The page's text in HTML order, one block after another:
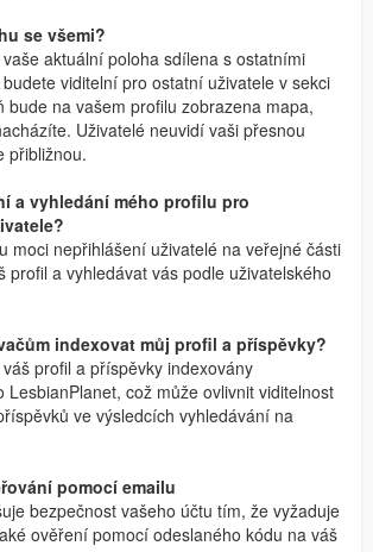
se všemi?
aktuální poloha sdílena s ostatními
viditelní pro ostatní uživatele v sekci
bude na vašem profilu zobrazena mapa,
Uživatelé neuvidí vaši přesnou
přibližnou.
a vyhledání mého profilu pro
moci nepřihlášení uživatelé na veřejné části
profil a vyhledávat vás podle uživatelského
indexovat můj profil a příspěvky?
profil a příspěvky indexovány
LesbianPlanet, což může ovlivnit viditelnost
ve výsledcích vyhledávání na
pomocí emailu
bezpečnost vašeho účtu tím, že vyžaduje
ověření pomocí odeslaného kódu na váš